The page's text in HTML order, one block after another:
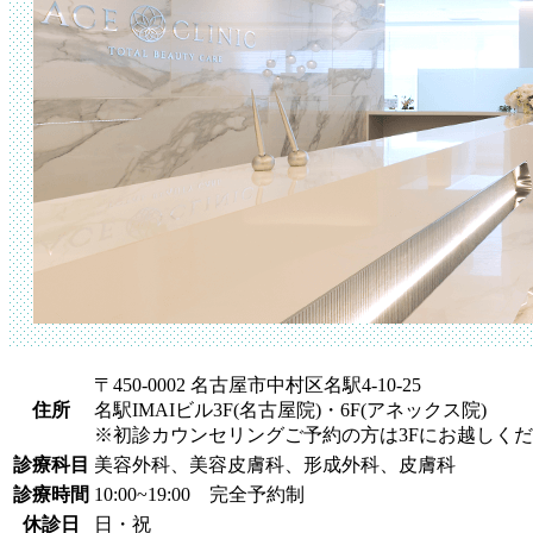
住所
〒450-0002 名古屋市中村区名駅4-10-25
名駅IMAIビル3F(名古屋院)・6F(アネックス院)
※初診カウンセリングご予約の方は3Fにお越しく
診療科目 美容外科、美容皮膚科、形成外科、皮膚科
診療時間 10:00~19:00 完全予約制
休診日
日・祝